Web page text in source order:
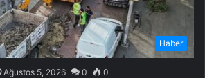
Haber
Ağustos 5, 2026 0 0